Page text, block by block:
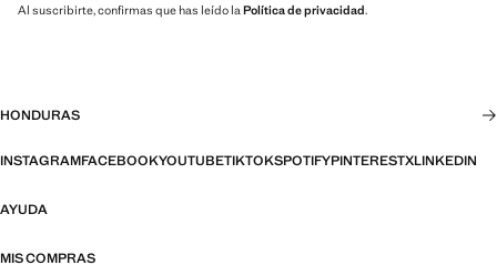
Al suscribirte, confirmas que has leído la Política de privacidad.
HONDURAS
INSTAGRAMFACEBOOKYOUTUBETIKTOKSPOTIFYPINTERESTXLINKEDIN
AYUDA
MIS COMPRAS